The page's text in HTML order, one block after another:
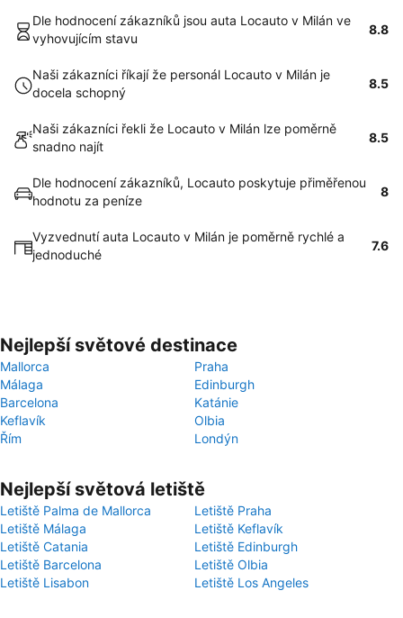
Dle hodnocení zákazníků jsou auta Locauto v Milán ve
vyhovujícím stavu
8.8
Naši zákazníci říkají že personál Locauto v Milán je
docela schopný
8.5
Naši zákazníci řekli že Locauto v Milán lze poměrně
snadno najít
8.5
Dle hodnocení zákazníků, Locauto poskytuje přiměřenou
hodnotu za peníze
8
Vyzvednutí auta Locauto v Milán je poměrně rychlé a
jednoduché
7.6
Nejlepší světové destinace
Mallorca
Praha
Málaga
Edinburgh
Barcelona
Katánie
Keflavík
Olbia
Řím
Londýn
Nejlepší světová letiště
Letiště Palma de Mallorca
Letiště Praha
Letiště Málaga
Letiště Keflavík
Letiště Catania
Letiště Edinburgh
Letiště Barcelona
Letiště Olbia
Letiště Lisabon
Letiště Los Angeles